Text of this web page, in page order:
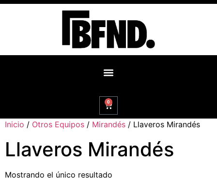
0
Inicio / Otros Equipos / Mirandés / Llaveros Mirandés
Llaveros Mirandés
Mostrando el único resultado